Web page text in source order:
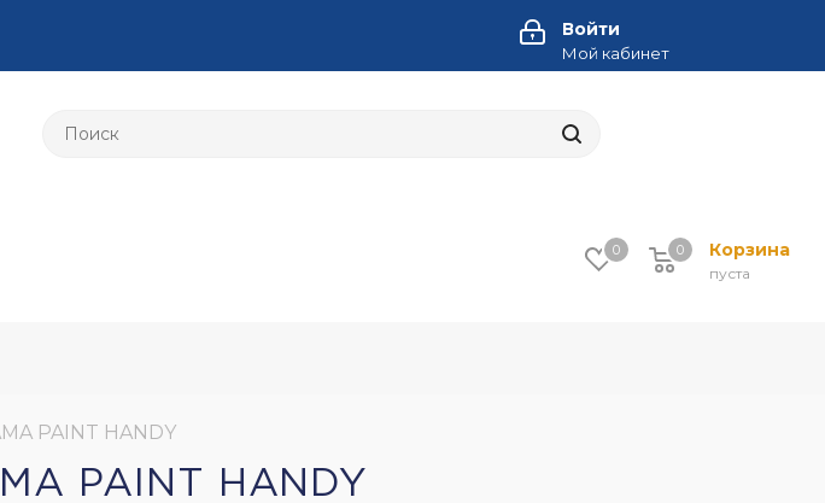
Войти
Мой кабинет
0 Корзина
пуста
0
PAINT HANDY
PAINT HANDY